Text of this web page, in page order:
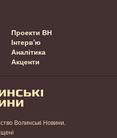
Проекти ВН
Інтерв'ю
Аналітика
Акценти
Волинські Новини.